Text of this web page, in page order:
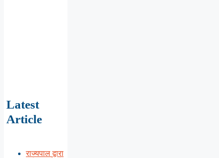
Latest
Article
राज्यपाल द्वारा